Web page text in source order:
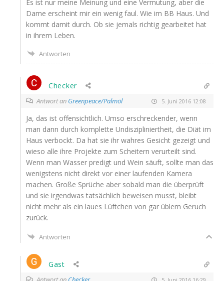
Es ist nur mei­ne Mei­nung und eine Ver­mu­tung, aber die
Dame erscheint mir ein wenig faul. Wie im BB Haus. Und
kommt damit durch. Ob sie jemals rich­tig gear­bei­tet hat
in ihrem Leben.
Antworten
Checker
Antwort an Greenpeace/Palmöl 5. Juni 2016 12:08
Ja, das ist offen­sicht­lich. Umso erschre­cken­der, wenn
man dann durch kom­plet­te Undis­zi­pli­niert­heit, die Diät im
Haus ver­bockt. Da hat sie ihr wah­res Gesicht gezeigt und
wie­so alle ihre Pro­jek­te zum Schei­tern ver­ur­teilt sind.
Wenn man Was­ser pre­digt und Wein säuft, soll­te man das
wenigs­tens nicht direkt vor einer lau­fen­den Kame­ra
machen. Gro­ße Sprü­che aber sobald man die über­prüft
und sie irgend­was tat­säch­lich bewei­sen musst, bleibt
nicht mehr als ein lau­es Lüft­chen von gar üblem Geruch
zurück.
Antworten
Gast